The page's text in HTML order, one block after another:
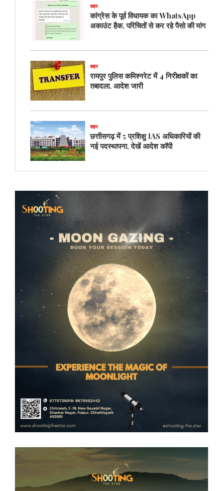
शहर
कांग्रेस के पूर्व विधायक का WhatsApp
अकाउंट हैक, परिचितों से कर रहे पैसो की मांग
शहर
रायपुर पुलिस कमिश्नरेट में 4 निरीक्षकों का
तबादला, आदेश जारी
शहर
छत्तीसगढ़ में 5 प्रशिक्षु IAS अधिकारियों की
नई पदस्थापना, देखें आदेश कॉपी